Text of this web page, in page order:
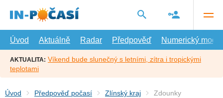
hlavní
Úvod
Aktuálně Radar Předpověď Numerický model
AKTUALITA: Víkend bude slunečný s letními, zítra i tropickými
teplotami
Úvod Předpověď počasí Zlínský kraj Zdounky